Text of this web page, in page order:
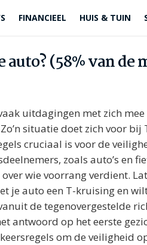
FINANCIEEL HUIS & TUIN
(58% van de
uitdagingen met zich mee
situatie doet zich voor bij
cruciaal is voor de
zoals auto’s en
wie voorrang verdient.
je auto een T-kruising en
de tegenovergestelde
antwoord op het eerste
om de veiligheid